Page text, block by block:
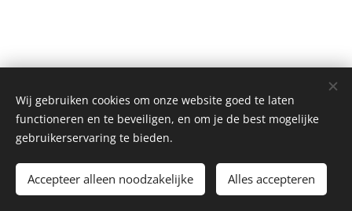
© 2026 JUULS - Hallebedevaartstraat 3 , 8720 Wakken
Privacybeleid|Cookiebeleid
Website bywerewolves.be Cookies
Wij gebruiken cookies om onze website goed te laten
functioneren en te beveiligen, en om je de best mogelijke
gebruikerservaring te bieden.
Accepteer alleen noodzakelijke Alles accepteren